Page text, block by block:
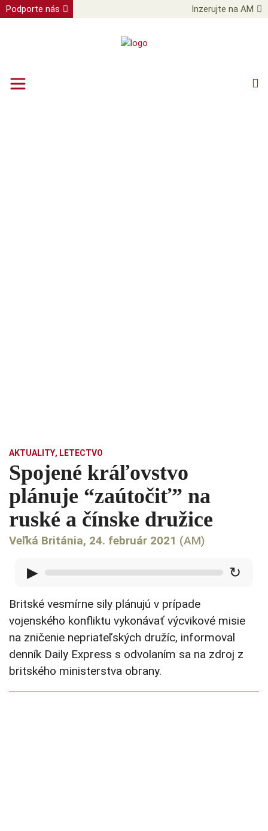
Podporte nás Inzerujte na AM
AKTUALITY, LETECTVO
Spojené kráľovstvo
plánuje “zaútočiť” na
ruské a čínske družice
Veľká Británia, 24. február 2021 (AM)
▶ ↻
Britské vesmírne sily plánujú v prípade
vojenského konfliktu vykonávať výcvikové misie
na zničenie nepriateľských družíc, informoval
denník Daily Express s odvolaním sa na zdroj z
britského ministerstva obrany.